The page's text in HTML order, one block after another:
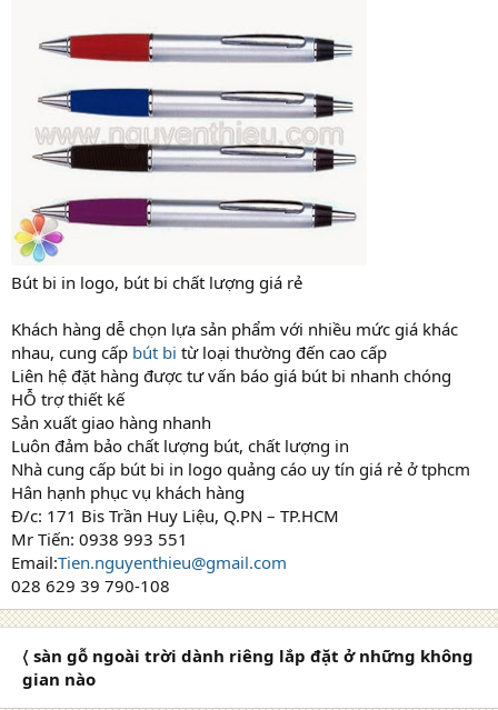
Bút bi in logo, bút bi chất lượng giá rẻ
Khách hàng dễ chọn lựa sản phẩm với nhiều mức giá khác
nhau, cung cấp bút bi từ loại thường đến cao cấp
Liên hệ đặt hàng được tư vấn báo giá bút bi nhanh chóng
HỖ trợ thiết kế
Sản xuất giao hàng nhanh
Luôn đảm bảo chất lượng bút, chất lượng in
Nhà cung cấp bút bi in logo quảng cáo uy tín giá rẻ ở tphcm
Hân hạnh phục vụ khách hàng
Đ/c: 171 Bis Trần Huy Liệu, Q.PN – TP.HCM
Mr Tiến: 0938 993 551
Email:Tien.nguyenthieu@gmail.com
028 629 39 790-108
〈 sàn gỗ ngoài trời dành riêng lắp đặt ở những không
gian nào